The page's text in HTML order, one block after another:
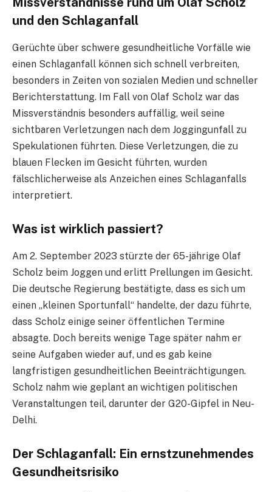
und den Schlaganfall
Gerüchte über schwere gesundheitliche Vorfälle wie
einen Schlaganfall können sich schnell verbreiten,
besonders in Zeiten von sozialen Medien und schneller
Berichterstattung. Im Fall von Olaf Scholz war das
Missverständnis besonders auffällig, weil seine
sichtbaren Verletzungen nach dem Joggingunfall zu
Spekulationen führten. Diese Verletzungen, die zu
blauen Flecken im Gesicht führten, wurden
fälschlicherweise als Anzeichen eines Schlaganfalls
interpretiert.
Was ist wirklich passiert?
Am 2. September 2023 stürzte der 65-jährige Olaf
Scholz beim Joggen und erlitt Prellungen im Gesicht.
Die deutsche Regierung bestätigte, dass es sich um
einen „kleinen Sportunfall“ handelte, der dazu führte,
dass Scholz einige seiner öffentlichen Termine
absagte. Doch bereits wenige Tage später nahm er
seine Aufgaben wieder auf, und es gab keine
langfristigen gesundheitlichen Beeinträchtigungen.
Scholz nahm wie geplant an wichtigen politischen
Veranstaltungen teil, darunter der G20-Gipfel in Neu-
Delhi.
Der Schlaganfall: Ein ernstzunehmendes
Gesundheitsrisiko